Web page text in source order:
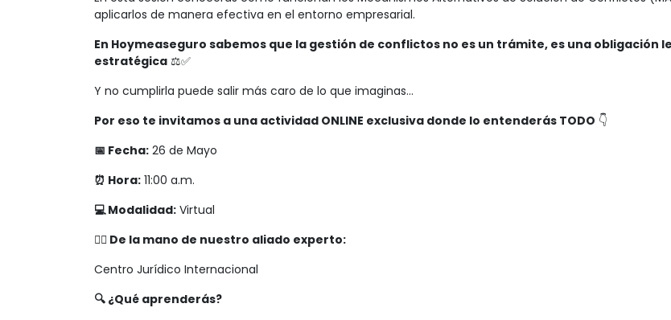
aplicarlos de manera efectiva en el entorno empresarial.
En Hoymeaseguro sabemos que la gestión de conflictos no es un trámite, es una obligación
estratégica ⚖️✅
Y no cumplirla puede salir más caro de lo que imaginas…
Por eso te invitamos a una actividad ONLINE exclusiva donde lo entenderás TODO 👇
📅 Fecha: 26 de Mayo
⏰ Hora: 11:00 a.m.
💻 Modalidad: Virtual
👨‍⚖️ De la mano de nuestro aliado experto:
Centro Jurídico Internacional
🔍 ¿Qué aprenderás?